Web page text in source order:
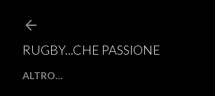
RUGBY...CHE PASSIONE
ALTRO…